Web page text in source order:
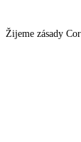
Žijeme zásady